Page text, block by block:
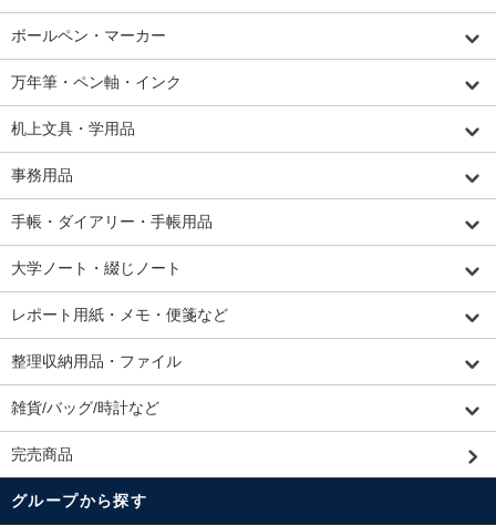
ボールペン・マーカー
万年筆・ペン軸・インク
机上文具・学用品
事務用品
手帳・ダイアリー・手帳用品
大学ノート・綴じノート
レポート用紙・メモ・便箋など
整理収納用品・ファイル
雑貨/バッグ/時計など
完売商品
グループから探す